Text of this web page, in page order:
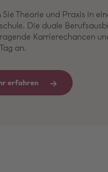
Sie Theorie und Praxis in
Die duale
Karrierechancen
an.
erfahren